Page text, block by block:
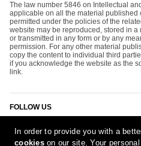
The law number 5846 on Intellectual
applicable on all the material published
permitted under the policies of the
website may be reproduced, stored in a
or transmitted in any form or by any
permission. For any other material
copy the content to individual third
if you acknowledge the website as the
link.
FOLLOW US
In order to provide you with a
cookieson our site. Your